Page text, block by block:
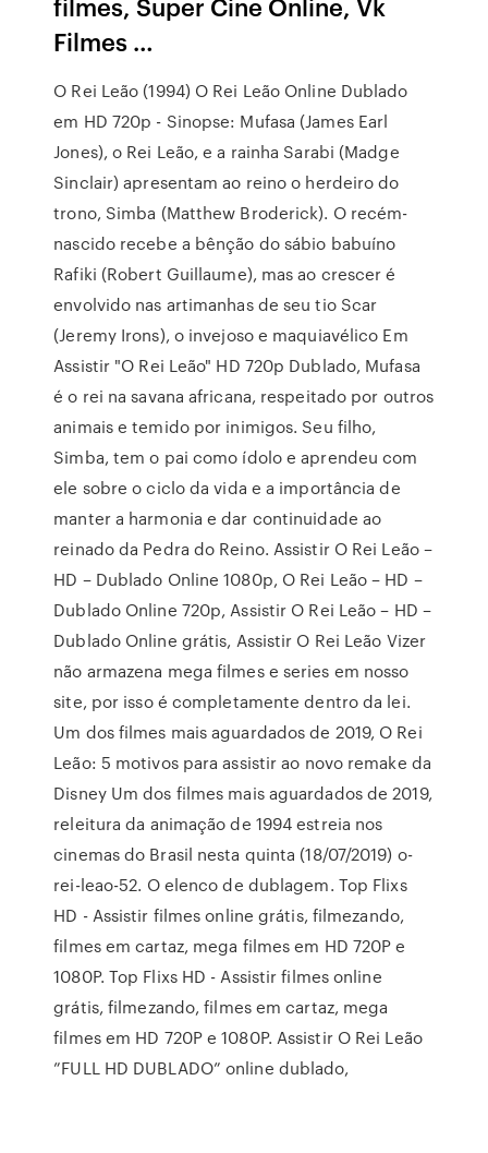
Filmes …
O Rei Leão (1994) O Rei Leão Online Dublado
em HD 720p - Sinopse: Mufasa (James Earl
Jones), o Rei Leão, e a rainha Sarabi (Madge
Sinclair) apresentam ao reino o herdeiro do
trono, Simba (Matthew Broderick). O recém-
nascido recebe a bênção do sábio babuíno
Rafiki (Robert Guillaume), mas ao crescer é
envolvido nas artimanhas de seu tio Scar
(Jeremy Irons), o invejoso e maquiavélico Em
Assistir "O Rei Leão" HD 720p Dublado, Mufasa
é o rei na savana africana, respeitado por outros
animais e temido por inimigos. Seu filho,
Simba, tem o pai como ídolo e aprendeu com
ele sobre o ciclo da vida e a importância de
manter a harmonia e dar continuidade ao
reinado da Pedra do Reino. Assistir O Rei Leão –
HD – Dublado Online 1080p, O Rei Leão – HD –
Dublado Online 720p, Assistir O Rei Leão – HD –
Dublado Online grátis, Assistir O Rei Leão Vizer
não armazena mega filmes e series em nosso
site, por isso é completamente dentro da lei.
Um dos filmes mais aguardados de 2019, O Rei
Leão: 5 motivos para assistir ao novo remake da
Disney Um dos filmes mais aguardados de 2019,
releitura da animação de 1994 estreia nos
cinemas do Brasil nesta quinta (18/07/2019) o-
rei-leao-52. O elenco de dublagem. Top Flixs
HD - Assistir filmes online grátis, filmezando,
filmes em cartaz, mega filmes em HD 720P e
1080P. Top Flixs HD - Assistir filmes online
grátis, filmezando, filmes em cartaz, mega
filmes em HD 720P e 1080P. Assistir O Rei Leão
”FULL HD DUBLADO” online dublado,